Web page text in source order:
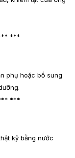
***
phụ hoặc bổ sung
***
kỹ bằng nước